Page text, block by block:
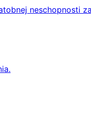
neschopnosti